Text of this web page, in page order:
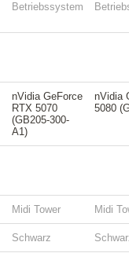
Betriebssystem
nVidia GeForce
RTX 5070
(GB205-300-
A1)
nVidia
5080
Midi Tower Midi
Schwarz